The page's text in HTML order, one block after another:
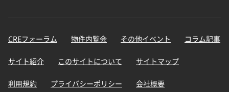
CREフォーラム 物件内覧会 その他イベント コラム記事
サイト紹介 このサイトについて サイトマップ
利用規約 プライバシーポリシー 会社概要